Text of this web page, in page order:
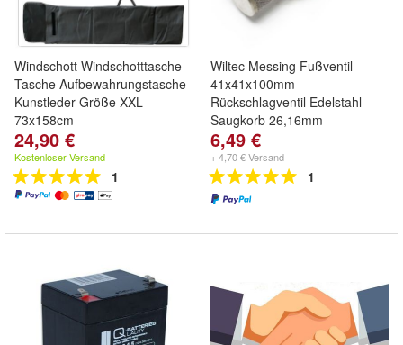
Windschott Windschotttasche
Tasche Aufbewahrungstasche
Kunstleder Größe XXL
73x158cm
24,90 €
Kostenloser Versand
1
Wiltec Messing Fußventil
41x41x100mm
Rückschlagventil Edelstahl
Saugkorb 26,16mm
6,49 €
+ 4,70 € Versand
1